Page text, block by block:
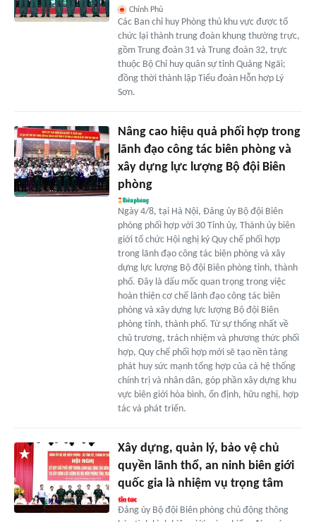
Chính Phủ
Các Ban chỉ huy Phòng thủ khu vực được tổ
chức lại thành trung đoàn khung thường trực,
gồm Trung đoàn 31 và Trung đoàn 32, trực
thuộc Bộ Chỉ huy quân sự tỉnh Quảng Ngãi;
đồng thời thành lập Tiểu đoàn Hỗn hợp Lý
Sơn.
Nâng cao hiệu quả phối hợp trong
lãnh đạo công tác biên phòng và
xây dựng lực lượng Bộ đội Biên
phòng
Ngày 4/8, tại Hà Nội, Đảng ủy Bộ đội Biên
phòng phối hợp với 30 Tỉnh ủy, Thành ủy biên
giới tổ chức Hội nghị ký Quy chế phối hợp
trong lãnh đạo công tác biên phòng và xây
dựng lực lượng Bộ đội Biên phòng tỉnh, thành
phố. Đây là dấu mốc quan trọng trong việc
hoàn thiện cơ chế lãnh đạo công tác biên
phòng và xây dựng lực lượng Bộ đội Biên
phòng tỉnh, thành phố. Từ sự thống nhất về
chủ trương, trách nhiệm và phương thức phối
hợp, Quy chế phối hợp mới sẽ tạo nền tảng
phát huy sức mạnh tổng hợp của cả hệ thống
chính trị và nhân dân, góp phần xây dựng khu
vực biên giới hòa bình, ổn định, hữu nghị, hợp
tác và phát triển.
Xây dựng, quản lý, bảo vệ chủ
quyền lãnh thổ, an ninh biên giới
quốc gia là nhiệm vụ trọng tâm
Đảng ủy Bộ đội Biên phòng chủ động thông